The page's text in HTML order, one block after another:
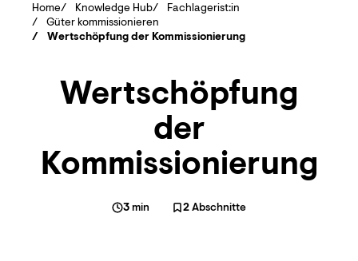
Home Knowledge Hub
Fachlagerist:in
Güter kommissionieren
Wertschöpfung der Kommissionierung
Wertschöpfung
der
Kommissionierung
3min 2Abschnitte